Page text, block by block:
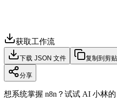
获取工作流
下载 JSON 文件 复制到剪
分享
想系统掌握 n8n？试试 AI 小林